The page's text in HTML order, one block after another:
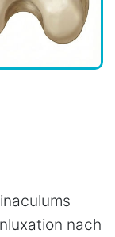
nach